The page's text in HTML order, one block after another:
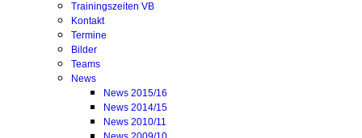
Trainingszeiten VB
Kontakt
Termine
Bilder
Teams
News
News 2015/16
News 2014/15
News 2010/11